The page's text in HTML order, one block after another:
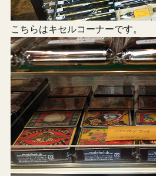
こちらはキセルコーナーです。